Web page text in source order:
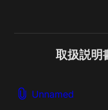
取扱説明
Unnamed